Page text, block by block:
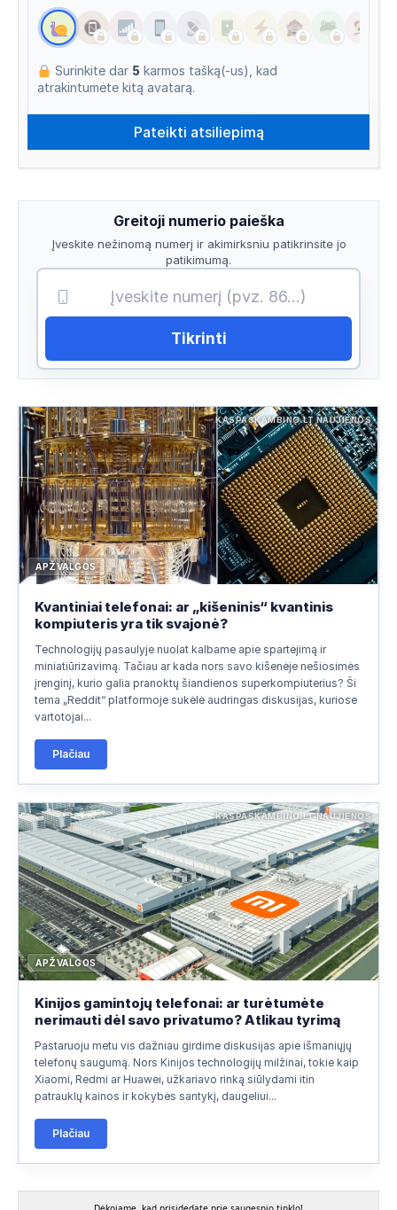
Surinkite dar 5 karmos tašką(-us), kad
atrakintumėte kitą avatarą.
Greitoji numerio paieška
Įveskite nežinomą numerį ir akimirksniu patikrinsite jo
patikimumą.
Tikrinti
KASPASKAMBINO.LT NAUJIENOS
APŽVALGOS
Kvantiniai telefonai: ar „kišeninis“ kvantinis
kompiuteris yra tik svajonė?
Technologijų pasaulyje nuolat kalbame apie spartėjimą ir
miniatiūrizavimą. Tačiau ar kada nors savo kišenėje nešiosimės
įrenginį, kurio galia pranoktų šiandienos superkompiuterius? Ši
tema „Reddit“ platformoje sukėlė audringas diskusijas, kuriose
vartotojai...
Plačiau
KASPASKAMBINO.LT NAUJIENOS
APŽVALGOS
Kinijos gamintojų telefonai: ar turėtumėte
nerimauti dėl savo privatumo? Atlikau tyrimą
Pastaruoju metu vis dažniau girdime diskusijas apie išmaniųjų
telefonų saugumą. Nors Kinijos technologijų milžinai, tokie kaip
Xiaomi, Redmi ar Huawei, užkariavo rinką siūlydami itin
patrauklų kainos ir kokybės santykį, daugeliui...
Plačiau